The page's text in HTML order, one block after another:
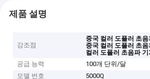
제품 설명
강조점
중국 컬러 도플러 초
중국 컬러 도플러 초
컬러 도플러 초음파
공급 능력
100개 단위/달
모델 번호
5000Q